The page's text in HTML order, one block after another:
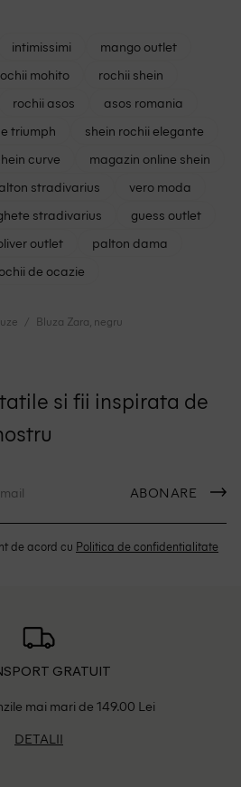
intimissimi
mango outlet
mohito
rochii shein
rochii asos
asos romania
triumph
shein rochii elegante
curve
magazin online shein
stradivarius
vero moda
stradivarius
guess outlet
outlet
palton dama
de ocazie
Bluza Zara, negru
si fii inspirata de
ABONARE
de acord cu Politica de confidentialitate
GRATUIT
mai mari de 149.00 Lei
DETALII